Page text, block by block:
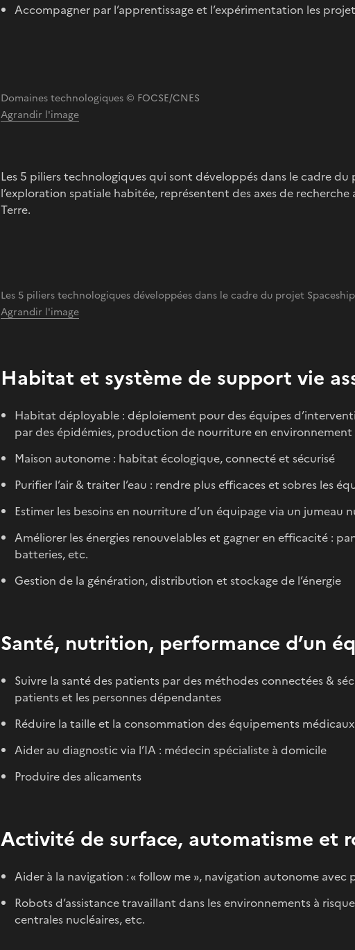
Accompagner par l’apprentissage et l’expérimentation les
Domaines technologiques © FOCSE/CNES
Agrandir l'image
Les 5 piliers technologiques qui sont développés dans le cadre
l’exploration spatiale habitée, représentent des axes de
Terre.
Les 5 piliers technologiques développées dans le cadre du projet
Agrandir l'image
Habitat et système de support vie
Habitat déployable : déploiement pour des équipes
par des épidémies, production de nourriture en
Maison autonome : habitat écologique, connecté et sécurisé
Purifier l’air & traiter l’eau : rendre plus efficaces et sobres les
Estimer les besoins en nourriture d’un équipage via un jumeau
Améliorer les énergies renouvelables et gagner en efficacité :
batteries, etc.
Gestion de la génération, distribution et stockage de l’énergie
Santé, nutrition, performance d’un
Suivre la santé des patients par des méthodes connectées &
patients et les personnes dépendantes
Réduire la taille et la consommation des équipements médicaux
Aider au diagnostic via l’IA : médecin spécialiste à domicile
Produire des alicaments
Activité de surface, automatisme et
Aider à la navigation : « follow me », navigation autonome avec
Robots d’assistance travaillant dans les environnements à
centrales nucléaires, etc.